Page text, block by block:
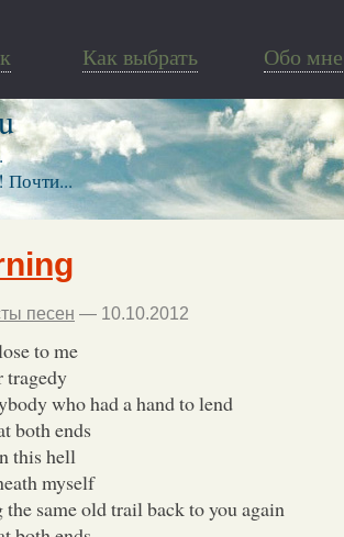
Как выбрать Обо мне
Почти...
песен — 10.10.2012
to me
tragedy
who had a hand to lend
both ends
this hell
myself
same old trail back to you again